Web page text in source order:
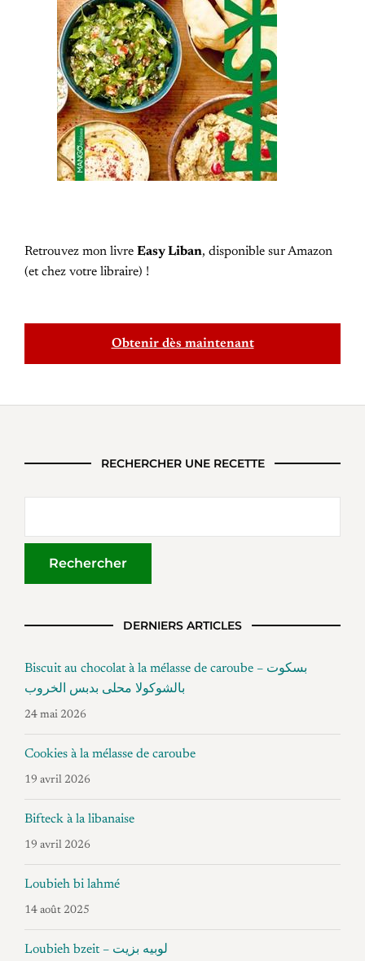
Retrouvez mon livre Easy Liban, disponible sur Amazon
(et chez votre libraire) !
Obtenir dès maintenant
RECHERCHER UNE RECETTE
DERNIERS ARTICLES
Biscuit au chocolat à la mélasse de caroube – بسكوت
بالشوكولا محلى بدبس الخروب
24 mai 2026
Cookies à la mélasse de caroube
19 avril 2026
Bifteck à la libanaise
19 avril 2026
Loubieh bi lahmé
14 août 2025
Loubieh bzeit – لوبيه بزيت